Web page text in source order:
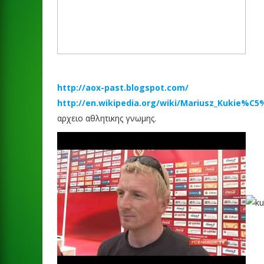
http://aox-past.blogspot.com/
http://en.wikipedia.org/wiki/
αρχειο αθλητικης γνωμης.